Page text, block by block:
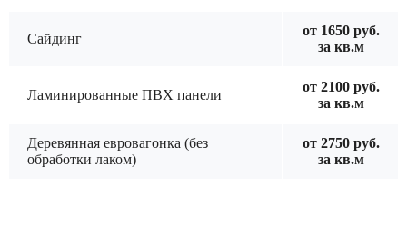
Сайдинг
от 1650 руб.
за кв.м
Ламинированные ПВХ панели
от 2100 руб.
за кв.м
Деревянная евровагонка (без
обработки лаком)
от 2750 руб.
за кв.м